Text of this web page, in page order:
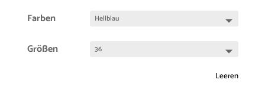
Farben
Größen
Leeren